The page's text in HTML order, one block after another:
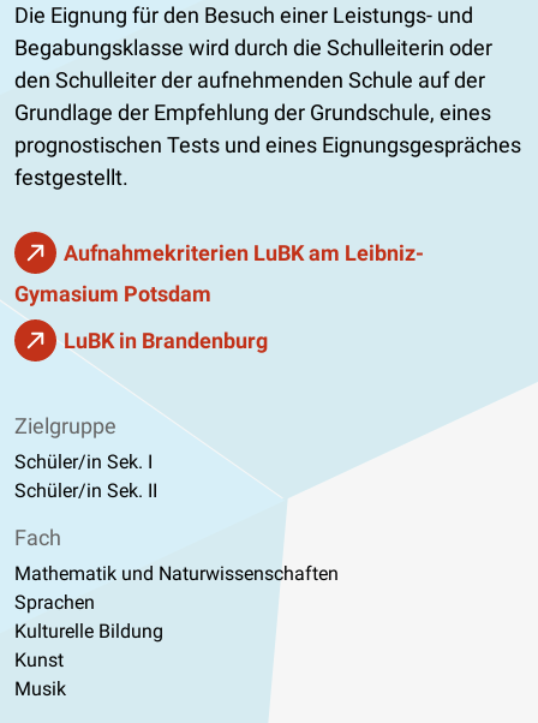
Die Eignung für den Besuch einer Leistungs- und
Begabungsklasse wird durch die Schulleiterin oder
den Schulleiter der aufnehmenden Schule auf der
Grundlage der Empfehlung der Grundschule, eines
prognostischen Tests und eines Eignungsgespräches
festgestellt.
Aufnahmekriterien LuBK am Leibniz-
Gymasium Potsdam
LuBK in Brandenburg
Zielgruppe
Schüler/in Sek. I
Schüler/in Sek. II
Fach
Mathematik und Naturwissenschaften
Sprachen
Kulturelle Bildung
Kunst
Musik